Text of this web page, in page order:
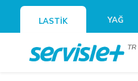
LASTİK YAĞ
TR